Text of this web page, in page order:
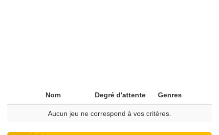
Nom Degré d'attente Genres
Aucun jeu ne correspond à vos critères.